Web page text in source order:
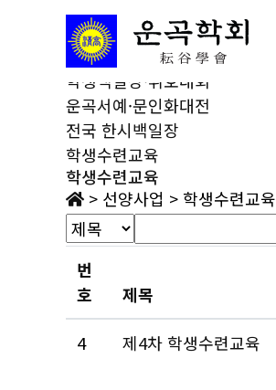
선양사업
운곡제
운곡시조문학상
학생백일장·휘호대회
운곡서예·문인화대전
전국 한시백일장
학생수련교육
학생수련교육
> 선양사업 > 학생수련교육
번
호
제목
4 제4차 학생수련교육